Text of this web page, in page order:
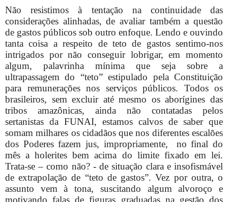
Não resistimos à tentação na continuidade das
considerações alinhadas, de avaliar também a questão
de gastos públicos sob outro enfoque. Lendo e ouvindo
tanta coisa a respeito de teto de gastos sentimo-nos
intrigados por não conseguir lobrigar, em momento
algum, palavrinha mínima que seja sobre a
ultrapassagem do “teto” estipulado pela Constituição
para remunerações nos serviços públicos. Todos os
brasileiros, sem excluir até mesmo os aborígines das
tribos amazônicas, ainda não contatadas pelos
sertanistas da FUNAI, estamos calvos de saber que
somam milhares os cidadãos que nos diferentes escalões
dos Poderes fazem jus, impropriamente,
no final do
mês a holerites bem acima do limite fixado em lei.
Trata-se – como não? - de situação clara e insofismável
de extrapolação de “teto de gastos”. Vez por outra, o
assunto vem à tona, suscitando algum alvoroço e
motivando falas de figuras graduadas na gestão dos